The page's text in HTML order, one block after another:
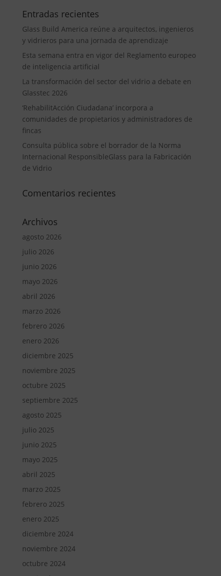
Entradas recientes
Glass Build America reúne a arquitectos, ingenieros
y vidrieros para una jornada de aprendizaje
Esta semana entra en vigor del Reglamento europeo
de inteligencia artificial
La transformación del sector del vidrio a debate en
Glasstec 2026
‘RehabilitAcción Ciudadana’ incorpora a
comunidades de propietarios y administradores de
fincas
Consulta pública sobre el borrador de la Norma
Internacional ResponsibleGlass para la Fabricación
de Vidrio
Comentarios recientes
Archivos
agosto 2026
julio 2026
junio 2026
mayo 2026
abril 2026
marzo 2026
febrero 2026
enero 2026
diciembre 2025
noviembre 2025
octubre 2025
septiembre 2025
agosto 2025
julio 2025
junio 2025
mayo 2025
abril 2025
marzo 2025
febrero 2025
enero 2025
diciembre 2024
noviembre 2024
octubre 2024